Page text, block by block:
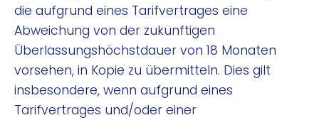
die aufgrund eines Tarifvertrages eine
Abweichung von der zukünftigen
Überlassungshöchstdauer von 18 Monaten
vorsehen, in Kopie zu übermitteln. Dies gilt
insbesondere, wenn aufgrund eines
Tarifvertrages und/oder einer